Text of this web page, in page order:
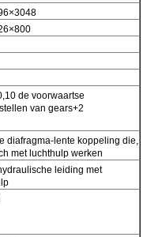
de voorwaartse
van gears+2
diafragma-lente koppeling die,
met luchthulp werken
leiding met